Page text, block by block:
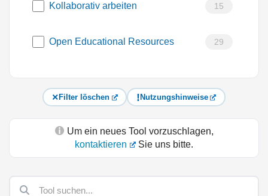
Kollaborativ arbeiten 15
Open Educational Resources 29
Filter löschen Nutzungshinweise
Um ein neues Tool vorzuschlagen,
kontaktieren
Sie uns bitte.